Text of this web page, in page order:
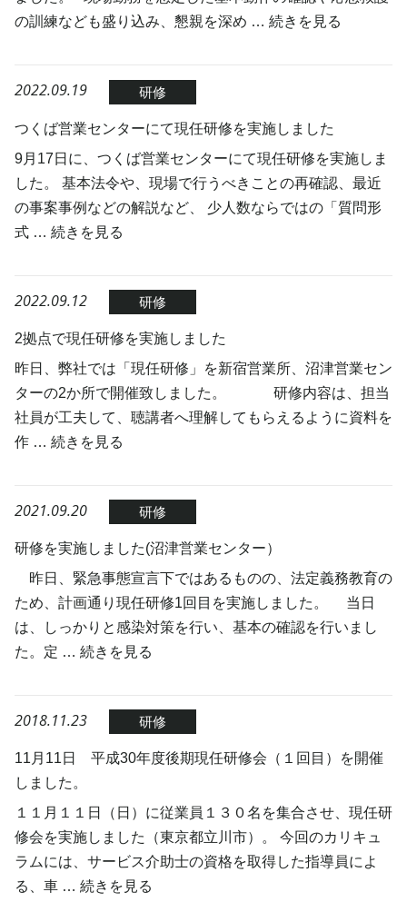
の訓練なども盛り込み、懇親を深め … 続きを見る
2022.09.19 研修
つくば営業センターにて現任研修を実施しました
9月17日に、つくば営業センターにて現任研修を実施しま
した。 基本法令や、現場で行うべきことの再確認、最近
の事案事例などの解説など、 少人数ならではの「質問形
式 … 続きを見る
2022.09.12 研修
2拠点で現任研修を実施しました
昨日、弊社では「現任研修」を新宿営業所、沼津営業セン
ターの2か所で開催致しました。 研修内容は、担当
社員が工夫して、聴講者へ理解してもらえるように資料を
作 … 続きを見る
2021.09.20 研修
研修を実施しました(沼津営業センター）
昨日、緊急事態宣言下ではあるものの、法定義務教育の
ため、計画通り現任研修1回目を実施しました。 当日
は、しっかりと感染対策を行い、基本の確認を行いまし
た。定 … 続きを見る
2018.11.23 研修
11月11日 平成30年度後期現任研修会（１回目）を開催
しました。
１１月１１日（日）に従業員１３０名を集合させ、現任研
修会を実施しました（東京都立川市）。 今回のカリキュ
ラムには、サービス介助士の資格を取得した指導員によ
る、車 … 続きを見る